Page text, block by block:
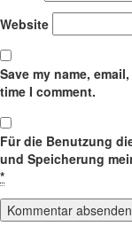
Website
Save my name,
time I comment.
Für die Benutzung
und Speicherung
*